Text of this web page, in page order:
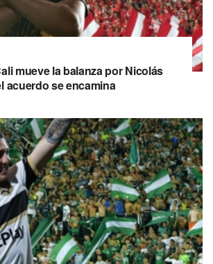
mueve la balanza por Nicolás
acuerdo se encamina